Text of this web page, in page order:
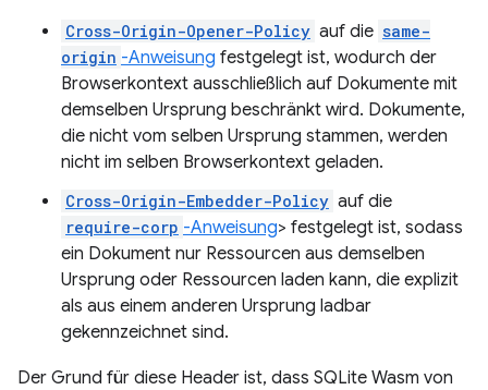
Cross-Origin-Opener-Policy auf die same-
origin -Anweisung festgelegt ist, wodurch der
Browserkontext ausschließlich auf Dokumente mit
demselben Ursprung beschränkt wird. Dokumente,
die nicht vom selben Ursprung stammen, werden
nicht im selben Browserkontext geladen.
Cross-Origin-Embedder-Policy auf die
require-corp -Anweisung> festgelegt ist, sodass
ein Dokument nur Ressourcen aus demselben
Ursprung oder Ressourcen laden kann, die explizit
als aus einem anderen Ursprung ladbar
gekennzeichnet sind.
Der Grund für diese Header ist, dass SQLite Wasm von